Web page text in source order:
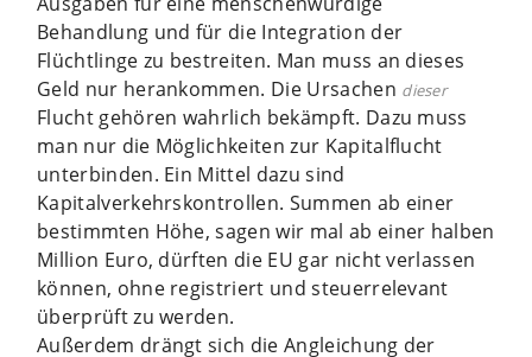
Behandlung und für die Integration der
Flüchtlinge zu bestreiten. Man muss an dieses
Geld nur herankommen. Die Ursachen dieser
Flucht gehören wahrlich bekämpft. Dazu muss
man nur die Möglichkeiten zur Kapitalflucht
unterbinden. Ein Mittel dazu sind
Kapitalverkehrskontrollen. Summen ab einer
bestimmten Höhe, sagen wir mal ab einer halben
Million Euro, dürften die EU gar nicht verlassen
können, ohne registriert und steuerrelevant
überprüft zu werden.
Außerdem drängt sich die Angleichung der